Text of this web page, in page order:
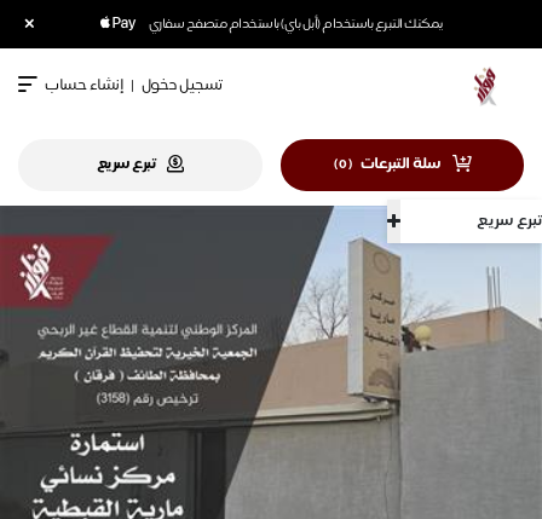
يمكنك التبرع باستخدام (أبل باي) باستخدام متصفح سفاري ×
تبرع سريع
تسجيل دخول | إنشاء حساب
سلة التبرعات (
0
) تبرع سريع